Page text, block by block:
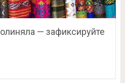
— зафиксируйте